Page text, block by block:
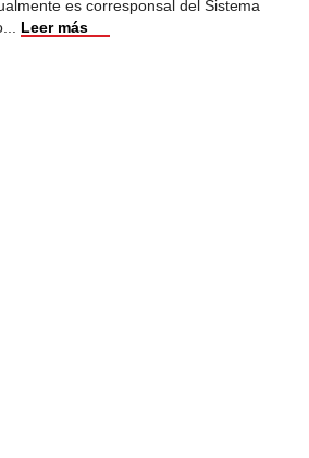
es corresponsal del Sistema
Leer más